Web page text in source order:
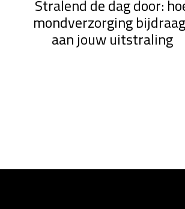
Stralend de dag door:
mondverzorging
aan jouw uitstraling